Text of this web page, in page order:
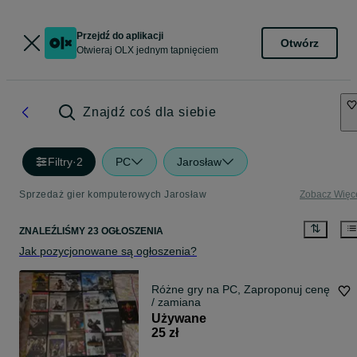
Przejdź do aplikacji
Otwieraj OLX jednym tapnięciem
Otwórz
Znajdź coś dla siebie
Filtry·2 PC Jarosław
Sprzedaż gier komputerowych Jarosław Zobacz
ZNALEŹLIŚMY 23 OGŁOSZENIA
Jak pozycjonowane są ogłoszenia?
Różne gry na PC, Zaproponuj cenę
/ zamiana
Używane
25 zł